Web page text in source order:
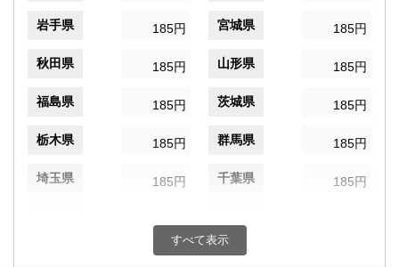
岩手県 185円 宮城県 185円
秋田県 185円 山形県 185円
福島県 185円 茨城県 185円
栃木県 185円 群馬県 185円
埼玉県 185円 千葉県 185円
185円 富山県
すべて表示